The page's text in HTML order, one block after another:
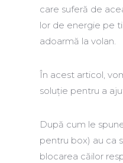
care suferă de
lor de energie pe
adoarmă la volan.
În acest articol,
soluţie pentru a
După cum le
pentru box) au ca
blocarea căilor